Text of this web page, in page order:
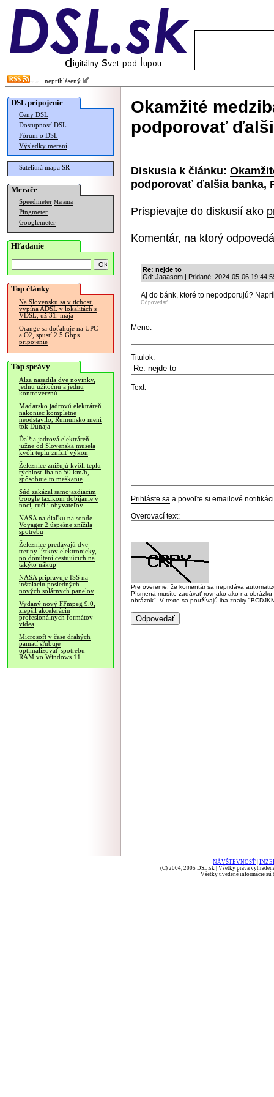
neprihlásený
DSL pripojenie
Ceny DSL
Dostupnosť DSL
Fórum o DSL
Výsledky meraní
Satelitná mapa SR
Merače
Speedmeter Merania
Pingmeter
Googlemeter
Hľadanie
Top články
Na Slovensku sa v tichosti
vypína ADSL v lokalitách s
VDSL, už 31. mája
Orange sa doťahuje na UPC
a O2, spustí 2.5 Gbps
pripojenie
Top správy
Alza nasadila dve novinky,
jednu užitočnú a jednu
kontroverznú
Maďarsko jadrovú elektráreň
nakoniec kompletne
neodstavilo, Rumunsko mení
tok Dunaja
Ďalšia jadrová elektráreň
južne od Slovenska musela
kvôli teplu znížiť výkon
Železnice znižujú kvôli teplu
rýchlosť iba na 50 km/h,
spôsobuje to meškanie
Súd zakázal samojazdiacim
Google taxíkom dobíjanie v
noci, rušili obyvateľov
NASA na diaľku na sonde
Voyager 2 úspešne znížila
spotrebu
Železnice predávajú dve
tretiny lístkov elektronicky,
po donútení cestujúcich na
takýto nákup
NASA pripravuje ISS na
inštaláciu posledných
nových solárnych panelov
Vydaný nový FFmpeg 9.0,
zlepšil akceleráciu
profesionálnych formátov
videa
Microsoft v čase drahých
pamätí sľubuje
optimalizovať spotrebu
RAM vo Windows 11
Okamžité
podporovať
Diskusia k článku:
podporovať ďalšia banka,
Prispievajte do diskusií ako
Komentár, na ktorý
Re: nejde to
Od: Jaaasom | Pridané: 2024-05-06
Aj do bánk, ktoré to nepodporujú?
Odpovedať
Meno:
Titulok:
Text:
Prihláste sa a povoľte si emailové
Overovací text:
Pre overenie, že komentár sa nepridáva
Písmená musíte zadávať rovnako ako na
obrázok". V texte sa používajú iba znaky
NÁVŠTEVNOSŤ
(C) 2004, 2005 DSL.sk | Všetky práva
Všetky uvedené informácie sú